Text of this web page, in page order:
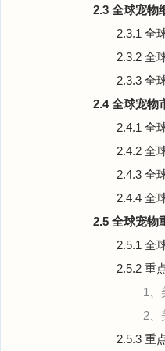
2.3 全球宠物
2.3.1 全
2.3.2 全
2.3.3 全
2.4 全球宠物
2.4.1 全
2.4.2 全
2.4.3 全
2.4.4 全
2.5 全球宠物
2.5.1 全
2.5.2 重
1、
2、
2.5.3 重